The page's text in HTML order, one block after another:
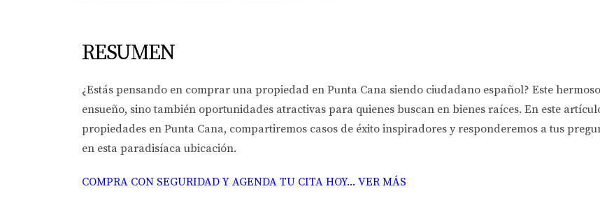
RESUMEN
¿Estás pensando en comprar una propiedad en Punta Cana siendo ciudadano español? Este
ensueño, sino también oportunidades atractivas para quienes buscan en bienes raíces. En este
propiedades en Punta Cana, compartiremos casos de éxito inspiradores y responderemos a tus
en esta paradisíaca ubicación.
COMPRA CON SEGURIDAD Y AGENDA TU CITA HOY... VER MÁS